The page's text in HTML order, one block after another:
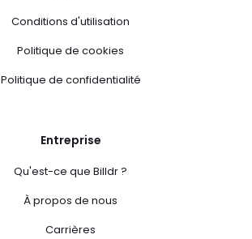
Conditions d'utilisation
Politique de cookies
Politique de confidentialité
Entreprise
Qu'est-ce que Billdr ?
À propos de nous
Carrières